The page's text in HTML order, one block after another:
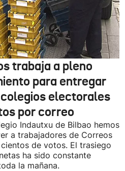
trabaja a pleno
para entregar
electorales
por correo
Indautxu de Bilbao hemos
a trabajadores de Correos
de votos. El trasiego
ha sido constante
la mañana.